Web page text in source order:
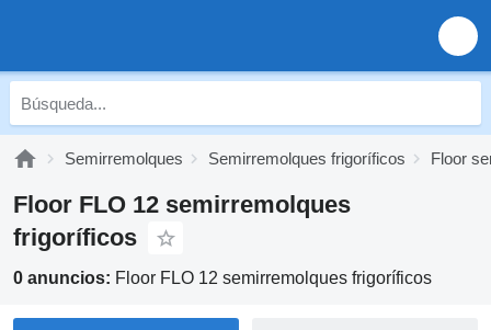
Semirremolques Semirremolques frigoríficos Floor
Floor FLO 12 semirremolques
frigoríficos
0 anuncios: Floor FLO 12 semirremolques frigoríficos